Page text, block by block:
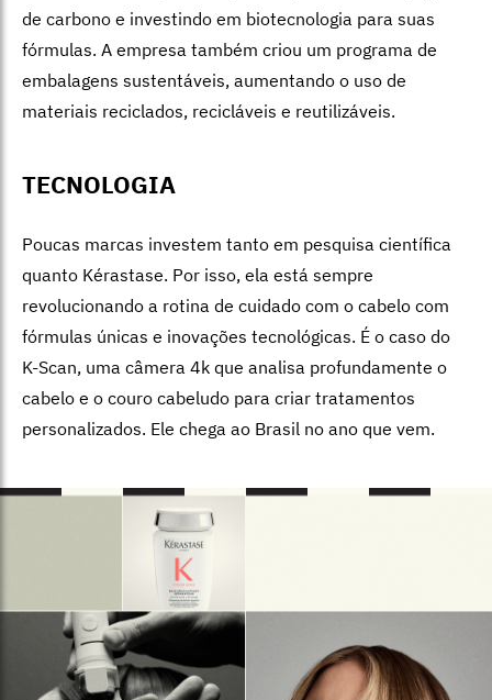
de carbono e investindo em biotecnologia para suas
fórmulas. A empresa também criou um programa de
embalagens sustentáveis, aumentando o uso de
materiais reciclados, recicláveis e reutilizáveis.
TECNOLOGIA
Poucas marcas investem tanto em pesquisa científica
quanto Kérastase. Por isso, ela está sempre
revolucionando a rotina de cuidado com o cabelo com
fórmulas únicas e inovações tecnológicas. É o caso do
K-Scan, uma câmera 4k que analisa profundamente o
cabelo e o couro cabeludo para criar tratamentos
personalizados. Ele chega ao Brasil no ano que vem.